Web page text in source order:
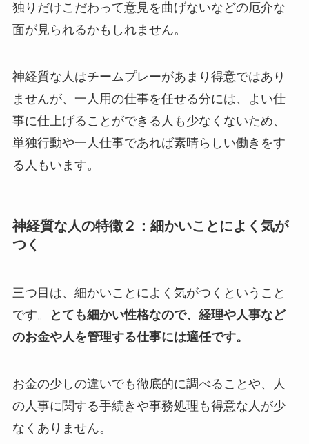
独りだけこだわって意見を曲げないなどの厄介な
面が見られるかもしれません。
神経質な人はチームプレーがあまり得意ではあり
ませんが、一人用の仕事を任せる分には、よい仕
事に仕上げることができる人も少なくないため、
単独行動や一人仕事であれば素晴らしい働きをす
る人もいます。
神経質な人の特徴２：細かいことによく気が
つく
三つ目は、細かいことによく気がつくということ
です。
とても細かい性格なので、経理や人事など
のお金や人を管理する仕事には適任です。
お金の少しの違いでも徹底的に調べることや、人
の人事に関する手続きや事務処理も得意な人が少
なくありません。